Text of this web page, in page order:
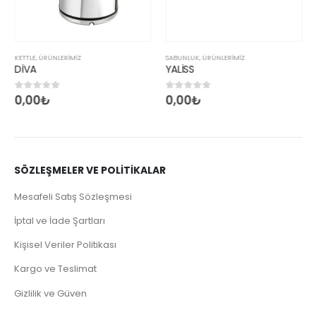
KETTLE, ÜRÜNLERİMİZ
DİVA
05 üzerinden
0,00₺
SABUNLUK, ÜRÜNLERİMİZ
YALİSS
05 üzerinden
0,00₺
SÖZLEŞMELER VE POLİTİKALAR
Mesafeli Satış Sözleşmesi
İptal ve İade Şartları
Kişisel Veriler Politikası
Kargo ve Teslimat
Gizlilik ve Güven